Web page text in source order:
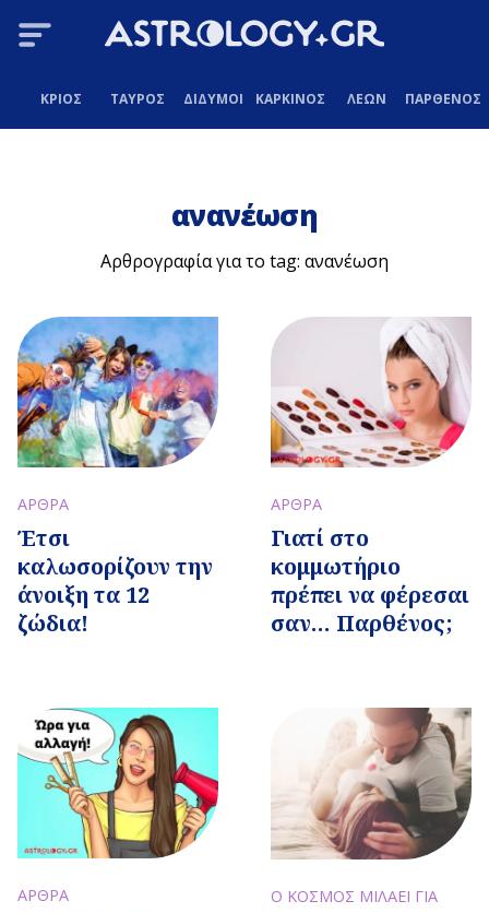
ΚΡΙΟΣ ΤΑΥΡΟΣ ΔΙΔΥΜΟΙ ΚΑΡΚΙΝΟΣ ΛΕΩΝ ΠΑΡΘΕΝΟΣ
ανανέωση
Αρθρογραφία για το tag: ανανέωση
ΑΡΘΡΑ
Έτσι
καλωσορίζουν την
άνοιξη τα 12
ζώδια!
ΑΡΘΡΑ
Γιατί στο
κομμωτήριο
πρέπει να φέρεσαι
σαν… Παρθένος;
ΑΡΘΡΑ Ο ΚΟΣΜΟΣ ΜΙΛΑΕΙ ΓΙΑ